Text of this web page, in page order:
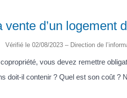
d’un logement
Vérifié le 02/08/2023 – Direction de
vous devez remettre
doit-il contenir ? Quel est son coût ?